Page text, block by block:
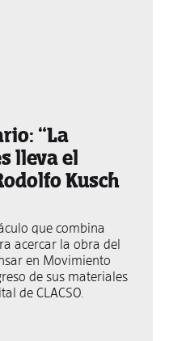
“La
lleva el
Kusch
que combina
acercar la obra del
en Movimiento
de sus materiales
de CLACSO.